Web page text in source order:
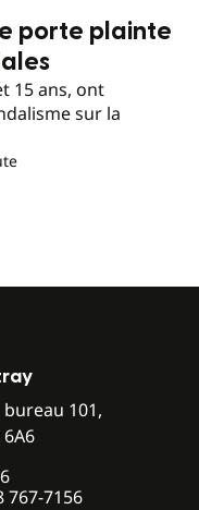
porte plainte
15 ans, ont
sur la
101,
6A6
767-7156